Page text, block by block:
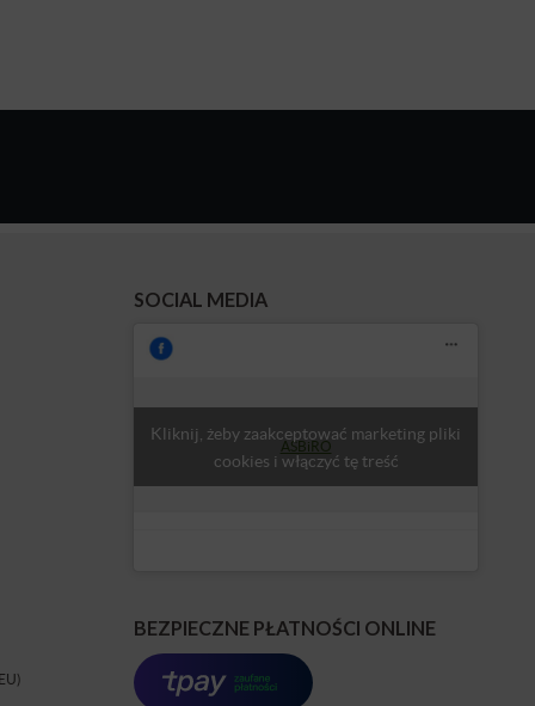
SOCIAL MEDIA
ASBiRO
Kliknij, żeby zaakceptować marketing pliki
cookies i włączyć tę treść
BEZPIECZNE PŁATNOŚCI ONLINE